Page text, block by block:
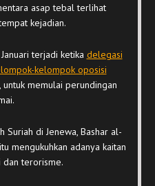
asap tebal terlihat
kejadian.
terjadi ketika delegasi
kelompok oposisi
untuk memulai perundingan
di Jenewa, Bashar al-
mengukuhkan adanya kaitan
terorisme.